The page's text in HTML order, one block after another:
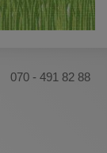
070 - 491 82 88